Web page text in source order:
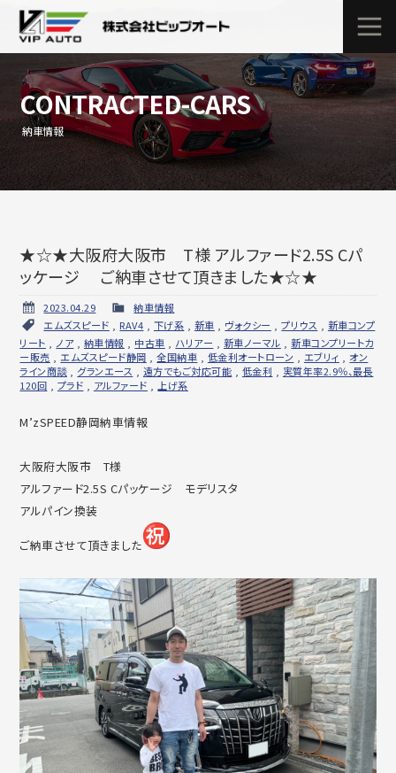
CONTRACTED-CARS
納車情報
★☆★大阪府大阪市 T様 アルファード2.5S Cパ
ッケージ ご納車させて頂きました★☆★
2023.04.29
納車情報
エムズスピード
RAV4 下げ系 新車 ヴォクシー ,プリウス
新車コンプ
リート
ノア, 納車情報 中古車 ハリアー 新車ノーマル ,新車コンプリートカ
ー販売
エムズスピード静岡 ,全国納車 低金利オートローン エブリィ
オン
ライン商談, グランエース 遠方でもご対応可能 低金利
実質年率2.9％、最長
120回
プラド アルファード 上げ系
M’zSPEED静岡納車情報
大阪府大阪市 T様
アルファード2.5S Cパッケージ モデリスタ
アルパイン換装
ご納車させて頂きました